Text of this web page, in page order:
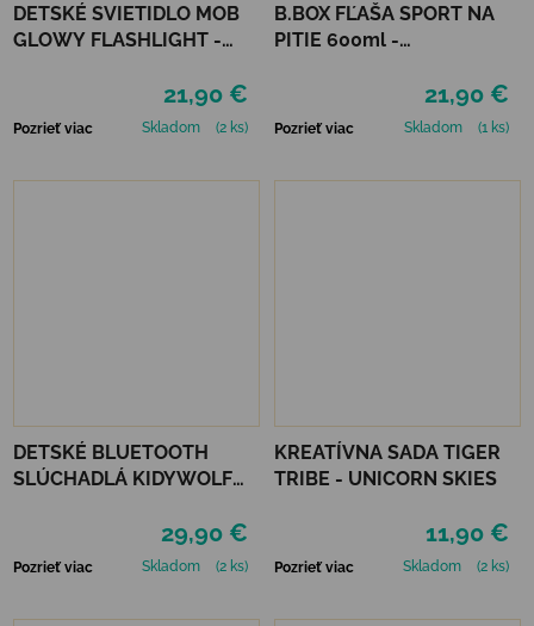
DETSKÉ SVIETIDLO MOB
GLOWY FLASHLIGHT -
21,90 €
Pozrieť viac Skladom (2 ks)
B.BOX FĽAŠA SPORT NA
PITIE 600ml -
21,90 €
Pozrieť viac Skladom (1 ks)
DETSKÉ BLUETOOTH
SLÚCHADLÁ KIDYWOLF
29,90 €
Pozrieť viac Skladom (2 ks)
KREATÍVNA SADA TIGER
TRIBE - UNICORN SKIES
11,90 €
Pozrieť viac Skladom (2 ks)